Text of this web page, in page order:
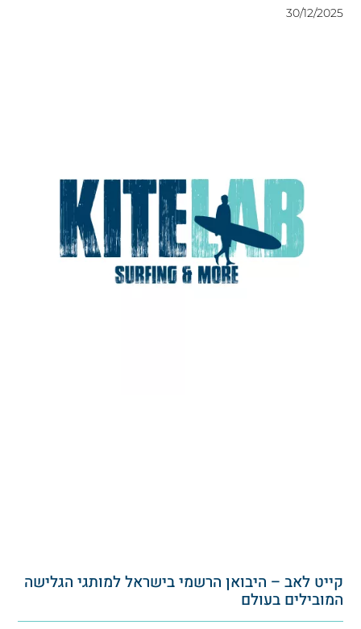
30/12/
לאב – היבואן הרשמי בישראל למותגי הגלישה
בעולם